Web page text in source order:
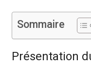
Sommaire
Présentation